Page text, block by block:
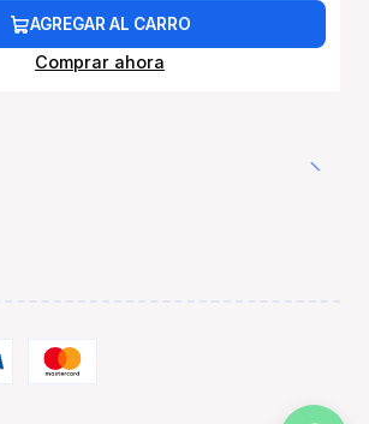
AGREGAR AL CARRO
Comprar ahora